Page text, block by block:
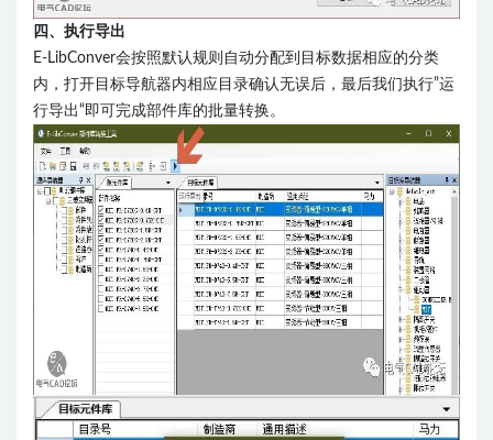
四、执行导出
E-LibConver会按照默认规则自动分配到目标数据相应的分类
内，打开目标导航器内相应目录确认无误后，最后我们执行”运
行导出“即可完成部件库的批量转换。